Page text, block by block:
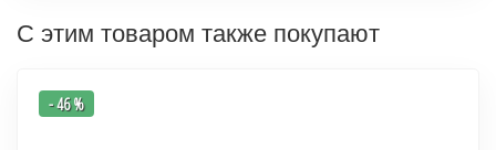
С этим товаром также покупают
- 46 %